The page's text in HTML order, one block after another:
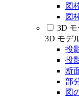
図
図
3D
3D モデ
投
投
断
部
図